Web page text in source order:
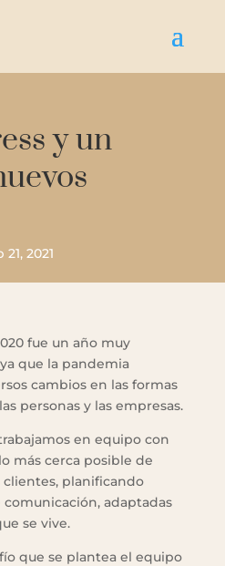
y un
21, 2021
fue un año muy
que la pandemia
cambios en las formas
personas y las empresas.
en equipo con
más cerca posible de
planificando
adaptadas
se vive.
que se plantea el equipo